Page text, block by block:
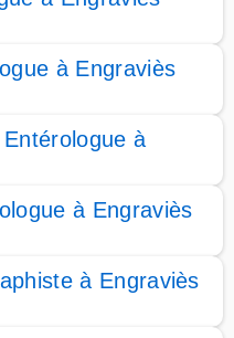
à Engraviès
à
à Engraviès
à Engraviès